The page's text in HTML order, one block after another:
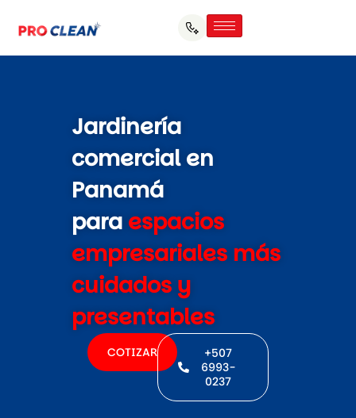
Jardinería
comercial en
Panamá
para espacios
empresariales más
cuidados y
presentables
COTIZAR
+507
6993-
0237